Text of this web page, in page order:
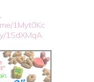
1Myt0Kc
1SdXMqA